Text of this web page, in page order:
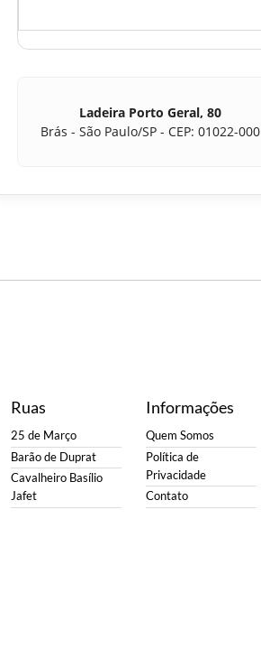
Ladeira Porto Geral, 80
Brás - São Paulo/SP - CEP: 01022-000
Ruas
25 de Março
Barão de Duprat
Cavalheiro Basílio
Jafet
Informações
Quem Somos
Política de
Privacidade
Contato